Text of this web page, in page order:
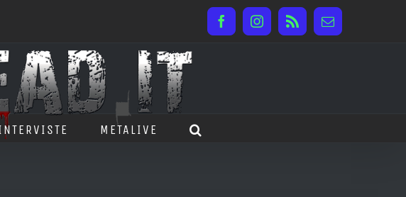
FacebookInstagram
Rss Email
METALIVE